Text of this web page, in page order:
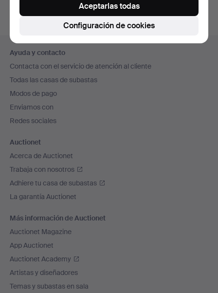
Navegación
en
el
pie
de
página
Ayuda y contacto
Contacta con el servicio de atención al cliente
Todas las casas de subastas
Modos de pago
Enviamos con
Redes sociales
Auctionet
Acerca de Auctionet
Trabaja con nosotros
Adhiere tu casa de subastas
La garantía Auctionet
Más información de Auctionet
Auctionet Magazine
App Auctionet
Auctionet Academy
Artistas y diseñadores
Temas y subastas en sala
Configuración de cookies
Aceptarlas todas